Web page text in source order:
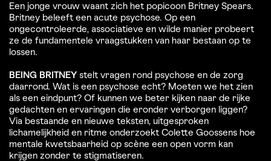
Een jonge vrouw waant zich het popicoon Britney Spears.
Britney beleeft een acute psychose. Op een
ongecontroleerde, associatieve en wilde manier probeert
ze de fundamentele vraagstukken van haar bestaan op te
lossen.
BEING BRITNEY stelt vragen rond psychose en de zorg
daarrond. Wat is een psychose echt? Moeten we het zien
als een eindpunt? Of kunnen we beter kijken naar de rijke
gedachten en ervaringen die eronder verborgen liggen?
Via bestaande en nieuwe teksten, uitgesproken
lichamelijkheid en ritme onderzoekt Colette Goossens hoe
mentale kwetsbaarheid op scène een open vorm kan
krijgen zonder te stigmatiseren.